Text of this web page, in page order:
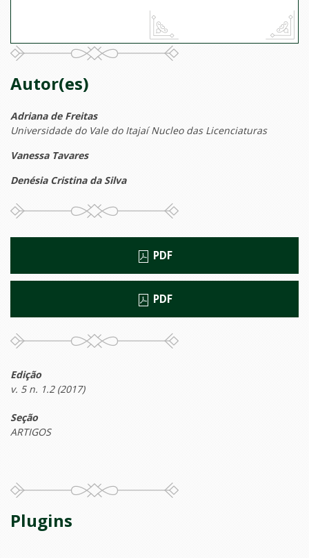
Autor(es)
Adriana de Freitas
Universidade do Vale do Itajaí Nucleo das Licenciaturas
Vanessa Tavares
Denésia Cristina da Silva
PDF
PDF
Edição
v. 5 n. 1.2 (2017)
Seção
ARTIGOS
Plugins